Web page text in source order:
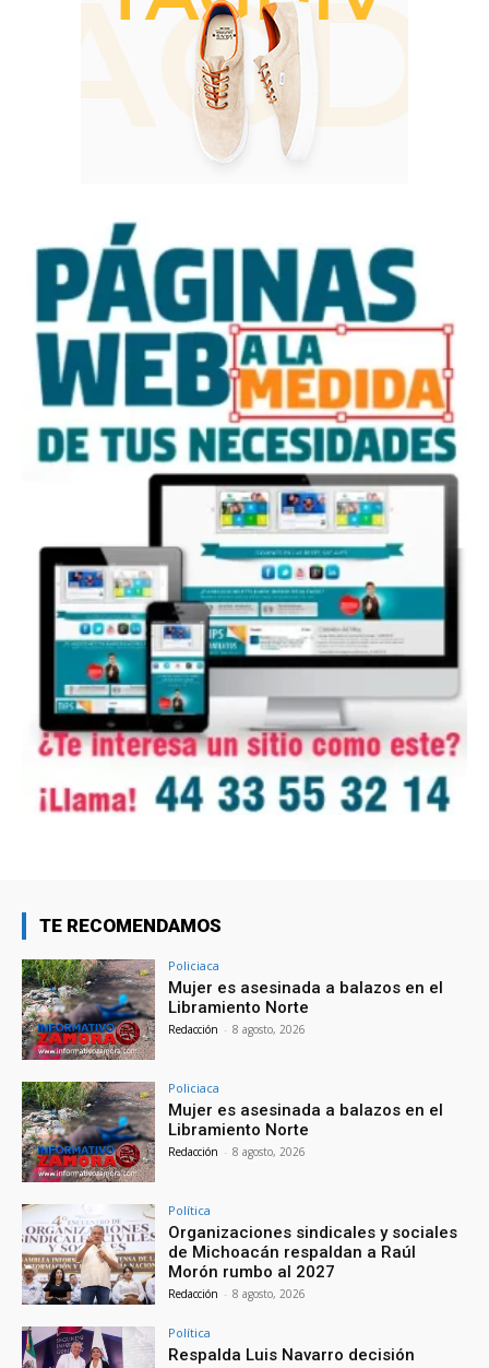
TE RECOMENDAMOS
Policiaca
Mujer es asesinada a balazos en el
Libramiento Norte
Redacción - 8 agosto, 2026
Policiaca
Mujer es asesinada a balazos en el
Libramiento Norte
Redacción - 8 agosto, 2026
Política
Organizaciones sindicales y sociales
de Michoacán respaldan a Raúl
Morón rumbo al 2027
Redacción - 8 agosto, 2026
Política
Respalda Luis Navarro decisión